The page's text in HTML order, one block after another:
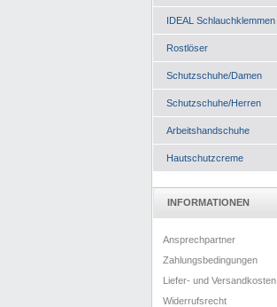
IDEAL Schlauchklemmen
Rostlöser
Schutzschuhe/Damen
Schutzschuhe/Herren
Arbeitshandschuhe
Hautschutzcreme
INFORMATIONEN
Ansprechpartner
Zahlungsbedingungen
Liefer- und Versandkosten
Widerrufsrecht